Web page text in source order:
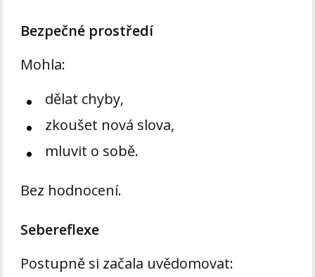
Bezpečné prostředí
Mohla:
dělat chyby,
zkoušet nová slova,
mluvit o sobě.
Bez hodnocení.
Sebereflexe
Postupně si začala uvědomovat: